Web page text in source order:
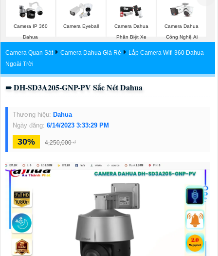
Camera IP 360
Dahua
Camera Eyeball
Camera Dahua
Phân Biệt Xe
Camera Dahua
Công Nghệ Ai
Camera Quan Sát Camera Dahua Giá Rẻ
Lắp Camera Wifi 360 Dahua
Ngoài Trời
➠ DH-SD3A205-GNP-PV Sắc Nét Dahua
Thương hiệu: Dahua
Ngày đăng: 6/14/2023 3:33:29 PM
30% 4,250,000 ₫